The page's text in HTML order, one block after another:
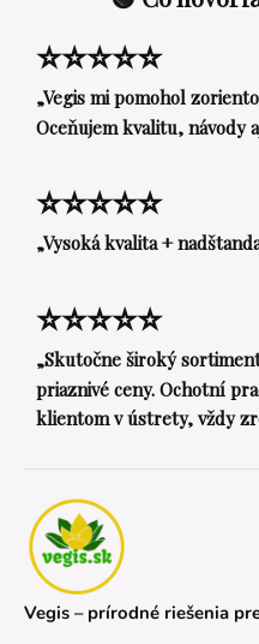
⭐⭐⭐⭐⭐
„Vegis mi pomohol
Oceňujem kvalitu, návody
⭐⭐⭐⭐⭐
„Vysoká kvalita +
⭐⭐⭐⭐⭐
„Skutočne široký
priaznivé ceny. Ochotní
klientom v ústrety, vždy
Vegis – prírodné riešenia